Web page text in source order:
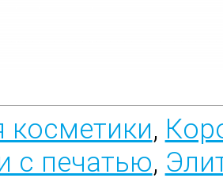
косметики,
с печатью,